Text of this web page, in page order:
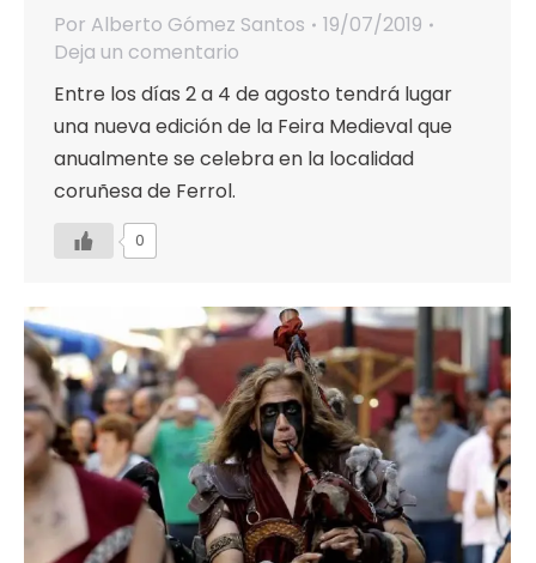
Por Alberto Gómez Santos
19/07/2019
Deja un comentario
Entre los días 2 a 4 de agosto tendrá lugar
una nueva edición de la Feira Medieval que
anualmente se celebra en la localidad
coruñesa de Ferrol.
0